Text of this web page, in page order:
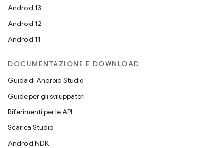
Android 13
Android 12
Android 11
DOCUMENTAZIONE E DOWNLOAD
Guida di Android Studio
Guide per gli sviluppatori
Riferimenti per le API
Scarica Studio
Android NDK